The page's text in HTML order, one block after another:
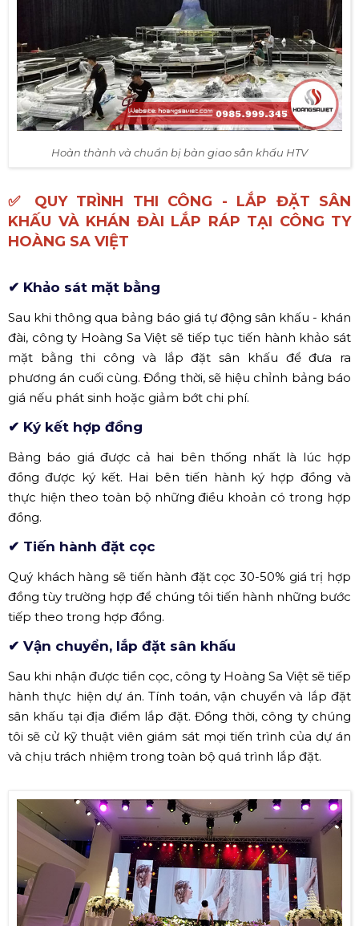
Hoàn thành và chuẩn bị bàn giao sân khấu HTV
✅ QUY TRÌNH THI CÔNG - LẮP ĐẶT SÂN
KHẤU VÀ KHÁN ĐÀI LẮP RÁP TẠI CÔNG TY
HOÀNG SA VIỆT
✔ Khảo sát mặt bằng
Sau khi thông qua bảng báo giá tự động sân khấu - khán
đài, công ty Hoàng Sa Việt sẽ tiếp tục tiến hành khảo sát
mặt bằng thi công và lắp đặt sân khấu để đưa ra
phương án cuối cùng. Đồng thời, sẽ hiệu chỉnh bảng báo
giá nếu phát sinh hoặc giảm bớt chi phí.
✔ Ký kết hợp đồng
Bảng báo giá được cả hai bên thống nhất là lúc hợp
đồng được ký kết. Hai bên tiến hành ký hợp đồng và
thực hiện theo toàn bộ những điều khoản có trong hợp
đồng.
✔ Tiến hành đặt cọc
Quý khách hàng sẽ tiến hành đặt cọc 30-50% giá trị hợp
đồng tùy trường hợp để chúng tôi tiến hành những bước
tiếp theo trong hợp đồng.
✔ Vận chuyển, lắp đặt sân khấu
Sau khi nhận được tiền cọc, công ty Hoàng Sa Việt sẽ tiếp
hành thực hiện dự án. Tính toán, vận chuyển và lắp đặt
sân khấu tại địa điểm lắp đặt. Đồng thời, công ty chúng
tôi sẽ cử kỹ thuật viên giám sát mọi tiến trình của dự án
và chịu trách nhiệm trong toàn bộ quá trình lắp đặt.